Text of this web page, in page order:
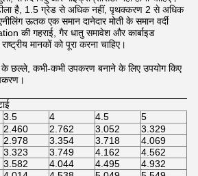
है, 1.5 ग्रेड से अधिक नहीं, पृथक्करण 2 से अधिक
ऊतक एक समान दानेदार मोती के समान वर्दी
की गहराई, गैर धातु समावेश और कार्बाइड
मानकों को पूरा करना चाहिए।
के छल्ले, कभी-कभी उपकरण बनाने के लिए उपयोग किए
3.5 4 4.5 5
2.460 2.762 3.052 3.329
2.978 3.354 3.718 4.069
3.323 3.749 4.162 4.562
3.582 4.044 4.495 4.932